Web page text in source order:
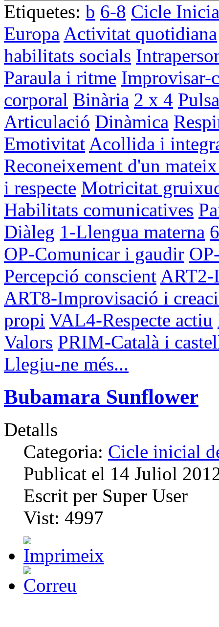
Etiquetes: b 6-8 Cicle
Europa Activitat quotidiana
habilitats socials
Paraula i ritme Improvisar-
corporal Binària 2 x 4
Articulació Dinàmica
Emotivitat Acollida i
Reconeixement d'un
i respecte Motricitat
Habilitats comunicatives
Diàleg 1-Llengua materna
OP-Comunicar i gaudir
Percepció conscient ART2-
ART8-Improvisació i
propi VAL4-Respecte actiu
Valors PRIM-Català i
Llegiu-ne més...
Bubamara Sunflower
Detalls
Categoria: Cicle inicial
Publicat el 14 Juliol
Escrit per Super User
Vist: 4997